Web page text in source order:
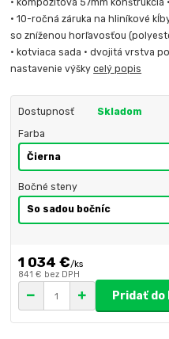
• kompozitová 57mm
• 10-ročná záruka na hliníkové
so zníženou horľavosťou
• kotviaca sada • dvojitá vrstva
nastavenie výškycelý popis
Dostupnosť Skladom
Farba
Bočné steny
1 034 €/ks
841 € bez DPH
Pridať do